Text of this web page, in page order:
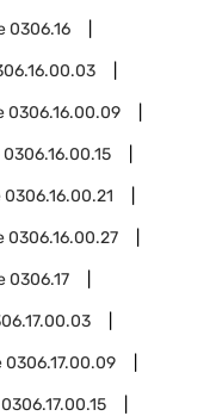
0306.16
0306.16.00.09
0306.16.00.15
0306.16.00.21
0306.16.00.27
0306.17
0306.17.00.09
0306.17.00.15